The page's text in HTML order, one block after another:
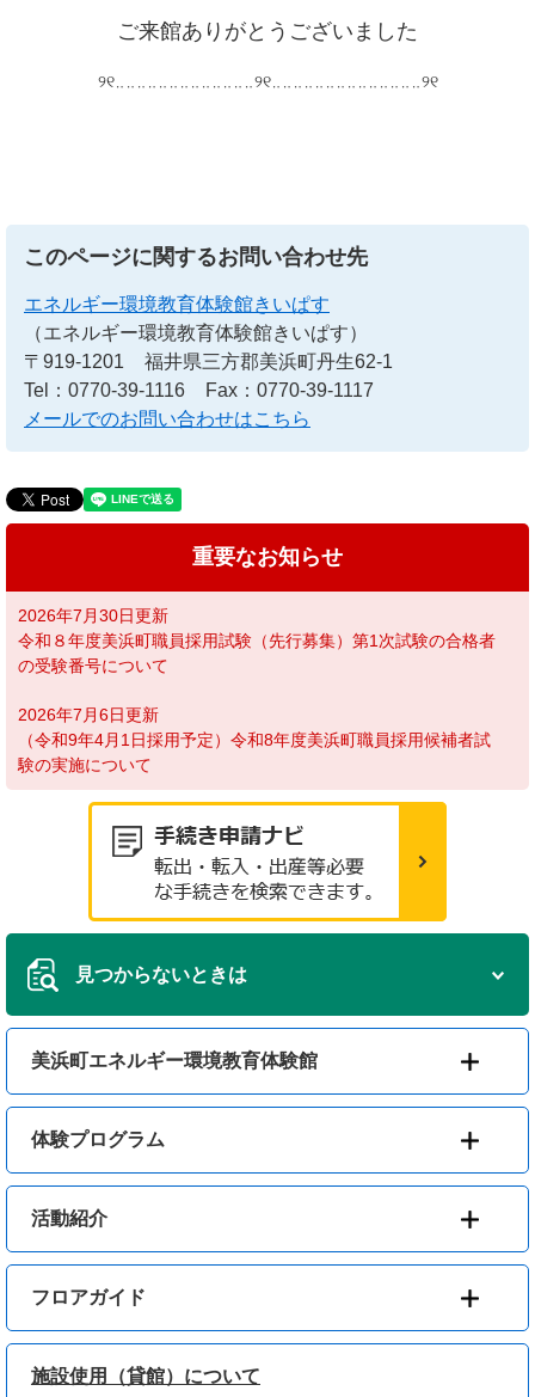
ご来館ありがとうございました
୨୧‥‥‥‥‥‥‥‥‥‥‥‥‥୨୧‥‥‥‥‥‥‥‥‥‥‥‥‥‥୨୧
このページに関するお問い合わせ先
エネルギー環境教育体験館きいぱす
（エネルギー環境教育体験館きいぱす）
〒919-1201
福井県三方郡美浜町丹生62-1
Tel：0770-39-1116
Fax：0770-39-1117
メールでのお問い合わせはこちら
重要なお知らせ
2026年7月30日更新
令和８年度美浜町職員採用試験（先行募集）第1次試験の合格者
の受験番号について
2026年7月6日更新
（令和9年4月1日採用予定）令和8年度美浜町職員採用候補者試
験の実施について
見つからないときは
美浜町エネルギー環境教育体験館
体験プログラム
活動紹介
フロアガイド
施設使用（貸館）について